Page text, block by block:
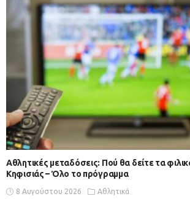
Αθλητικές μεταδόσεις: Πού θα δείτε τα
Κηφισιάς – Όλο το πρόγραμμα
8 Αυγούστου 2026 Αθλητικά